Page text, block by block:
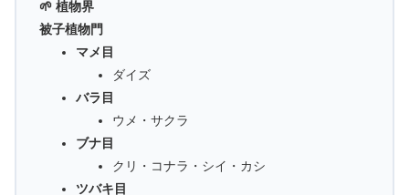
🌱 植物界
被子植物門
マメ目
ダイズ
バラ目
ウメ・サクラ
ブナ目
クリ・コナラ・シイ・カシ
ツバキ目